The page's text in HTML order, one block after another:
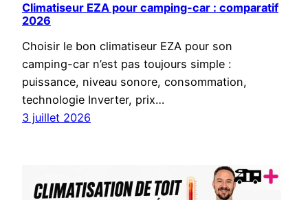
Climatiseur EZA pour camping-car : comparatif
2026
Choisir le bon climatiseur EZA pour son
camping-car n’est pas toujours simple :
puissance, niveau sonore, consommation,
technologie Inverter, prix…
3 juillet 2026